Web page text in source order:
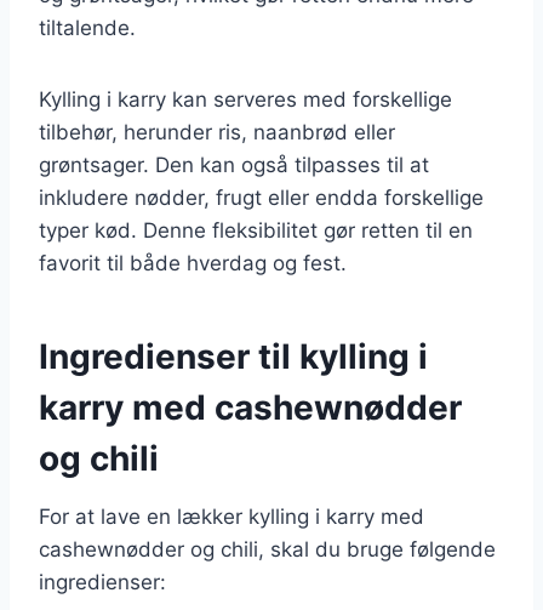
tiltalende.
Kylling i karry kan serveres med forskellige
tilbehør, herunder ris, naanbrød eller
grøntsager. Den kan også tilpasses til at
inkludere nødder, frugt eller endda forskellige
typer kød. Denne fleksibilitet gør retten til en
favorit til både hverdag og fest.
Ingredienser til kylling i
karry med cashewnødder
og chili
For at lave en lækker kylling i karry med
cashewnødder og chili, skal du bruge følgende
ingredienser: